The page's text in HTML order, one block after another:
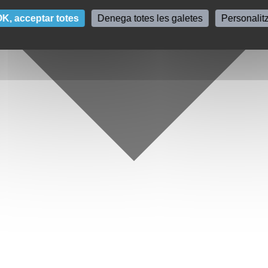
acceptar totes Denega totes les galetes